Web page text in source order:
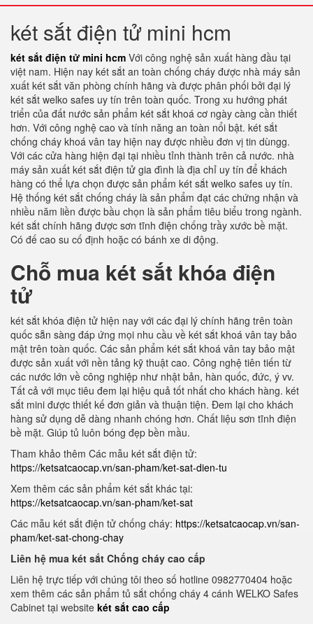
két sắt điện tử mini hcm
két sắt điện tử mini hcm Với công nghệ sản xuất hàng đầu tại
việt nam. Hiện nay két sắt an toàn chống cháy được nhà máy sản
xuất két sắt văn phòng chính hãng và được phân phối bởi đại lý
két sắt welko safes uy tín trên toàn quốc. Trong xu hướng phát
triển của đất nước sản phẩm két sắt khoá cơ ngày càng cần thiết
hơn. Với công nghệ cao và tính năng an toàn nổi bật. két sắt
chống cháy khoá vân tay hiện nay được nhiều đơn vị tin dùngg.
Với các cửa hàng hiện đại tại nhiều tỉnh thành trên cả nước. nhà
máy sản xuất két sắt điện tử gia đình là địa chỉ uy tín để khách
hàng có thể lựa chọn được sản phẩm két sắt welko safes uy tín.
Hệ thống két sắt chống cháy là sản phẩm đạt các chứng nhận và
nhiều năm liền được bầu chọn là sản phẩm tiêu biểu trong ngành.
két sắt chính hãng được sơn tĩnh điện chống trầy xước bề mặt.
Có đế cao su cố định hoặc có bánh xe di động.
Chỗ mua két sắt khóa điện
tử
két sắt khóa điện tử hiện nay với các đại lý chính hãng trên toàn
quốc sẵn sàng đáp ứng mọi nhu cầu về két sắt khoá vân tay bảo
mật trên toàn quốc. Các sản phẩm két sắt khoá vân tay bảo mật
được sản xuất với nền tảng kỹ thuật cao. Công nghệ tiên tiến từ
các nước lớn về công nghiệp như nhật bản, hàn quốc, đức, ý vv.
Tất cả với mục tiêu đem lại hiệu quả tốt nhất cho khách hàng. két
sắt mini được thiết kế đơn giản và thuận tiện. Đem lại cho khách
hàng sử dụng dễ dàng nhanh chóng hơn. Chất liệu sơn tĩnh điện
bề mặt. Giúp tủ luôn bóng đẹp bền mầu.
Tham khảo thêm Các mẫu két sắt điện tử:
https://ketsatcaocap.vn/san-pham/ket-sat-dien-tu
Xem thêm các sản phẩm két sắt khác tại:
https://ketsatcaocap.vn/san-pham/ket-sat
Các mẫu két sắt điện tử chống cháy: https://ketsatcaocap.vn/san-
pham/ket-sat-chong-chay
Liên hệ mua két sắt Chống cháy cao cấp
Liên hệ trực tiếp với chúng tôi theo số hotline 0982770404 hoặc
xem thêm các sản phẩm tủ sắt chống cháy 4 cánh WELKO Safes
Cabinet tại website két sắt cao cấp